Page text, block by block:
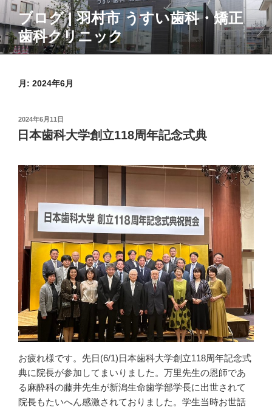
コ
ン
テ
ン
ブログ | 羽村市 うすい歯科・矯正
歯科クリニック
月: 2024年6月
投
稿
日:
2024年6月11日
日本歯科大学創立118周年記念式典
お疲れ様です。先日(6/1)日本歯科大学創立118周年記念式
典に院長が参加してまいりました。万里先生の恩師であ
る麻酔科の藤井先生が新潟生命歯学部学長に出世されて
院長もたいへん感激されておりました。学生当時お世話